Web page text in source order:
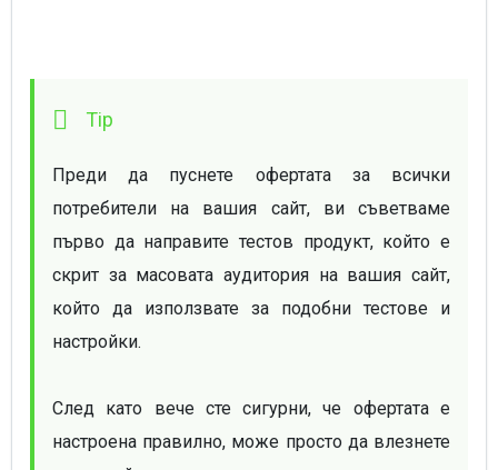
Преди да пуснете офертата за всички
потребители на вашия сайт, ви съветваме
първо да направите тестов продукт, който е
скрит за масовата аудитория на вашия сайт,
който да използвате за подобни тестове и
настройки.
След като вече сте сигурни, че офертата е
настроена правилно, може просто да влезнете